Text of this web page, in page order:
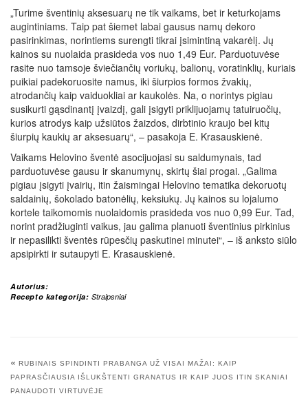
„Turime šventinių aksesuarų ne tik vaikams, bet ir keturkojams
augintiniams. Taip pat šiemet labai gausus namų dekoro
pasirinkimas, norintiems surengti tikrai įsimintiną vakarėlį. Jų
kainos su nuolaida prasideda vos nuo 1,49 Eur. Parduotuvėse
rasite nuo tamsoje šviečiančių voriukų, balionų, voratinklių, kuriais
puikiai padekoruosite namus, iki šiurpios formos žvakių,
atrodančių kaip vaiduokliai ar kaukolės. Na, o norintys pigiau
susikurti gąsdinantį įvaizdį, gali įsigyti priklijuojamų tatuiruočių,
kurios atrodys kaip užsiūtos žaizdos, dirbtinio kraujo bei kitų
šiurpių kaukių ar aksesuarų“, – pasakoja E. Krasauskienė.
Vaikams Helovino šventė asocijuojasi su saldumynais, tad
parduotuvėse gausu ir skanumynų, skirtų šiai progai. „Galima
pigiau įsigyti įvairių, itin žaismingai Helovino tematika dekoruotų
saldainių, šokolado batonėlių, keksiukų. Jų kainos su lojalumo
kortele taikomomis nuolaidomis prasideda vos nuo 0,99 Eur. Tad,
norint pradžiuginti vaikus, jau galima planuoti šventinius pirkinius
ir nepasilikti šventės rūpesčių paskutinei minutei“, – iš anksto siūlo
apsipirkti ir sutaupyti E. Krasauskienė.
Autorius:
Recepto kategorija: Straipsniai
« RUBINAIS SPINDINTI PRABANGA UŽ VISAI MAŽAI: KAIP
PAPRASČIAUSIA IŠLUKŠTENTI GRANATUS IR KAIP JUOS ITIN SKANIAI
PANAUDOTI VIRTUVĖJE